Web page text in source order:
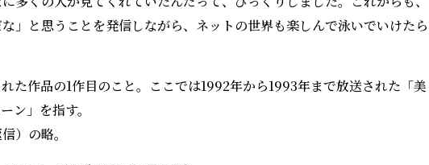
な」と思うことを発信しながら、ネットの世界も楽しんで泳いでいけたら
た作品の1作目のこと。ここでは1992年から1993年まで放送された「美
ン」を指す。
）の略。